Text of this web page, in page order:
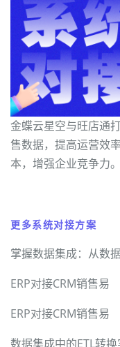
金蝶云星空与旺店通
售数据，提高运营效
本，增强企业竞争力。
更多系统对接方案
掌握数据集成：从数
ERP对接CRM销售易
ERP对接CRM销售易
数据集成中的ETL转